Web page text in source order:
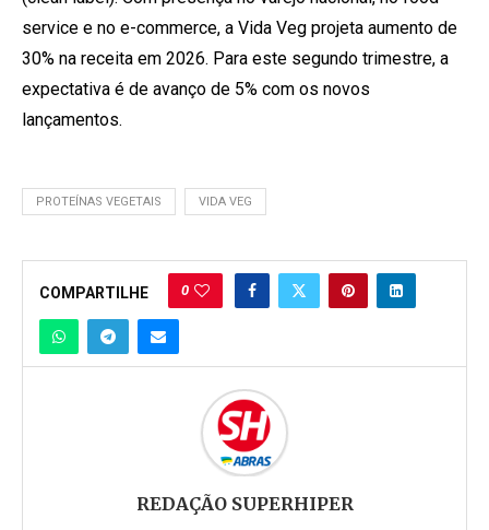
service e no e-commerce, a Vida Veg projeta aumento de
30% na receita em 2026. Para este segundo trimestre, a
expectativa é de avanço de 5% com os novos
lançamentos.
PROTEÍNAS VEGETAIS VIDA VEG
COMPARTILHE 0
REDAÇÃO SUPERHIPER